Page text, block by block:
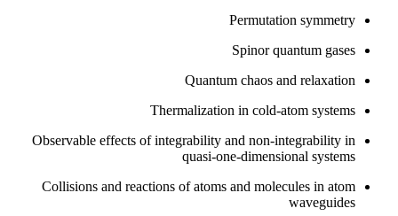
Permutation symmetry
Spinor quantum gases
Quantum chaos and relaxation
Thermalization in cold-atom systems
Observable effects of integrability and non-integrability in
quasi-one-dimensional systems
Collisions and reactions of atoms and molecules in atom
waveguides